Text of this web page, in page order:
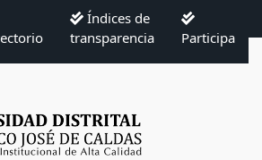
Índices de
transparencia
Participa